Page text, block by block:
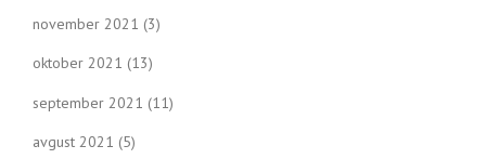
november 2021 (3)
oktober 2021 (13)
september 2021 (11)
avgust 2021 (5)